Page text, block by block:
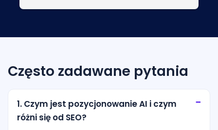
Często zadawane pytania
1. Czym jest pozycjonowanie AI i czym
różni się od SEO?